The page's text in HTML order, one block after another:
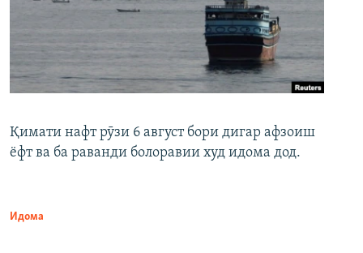
Қимати нафт рӯзи 6 август бори дигар афзоиш
ёфт ва ба раванди болоравии худ идома дод.
Идома